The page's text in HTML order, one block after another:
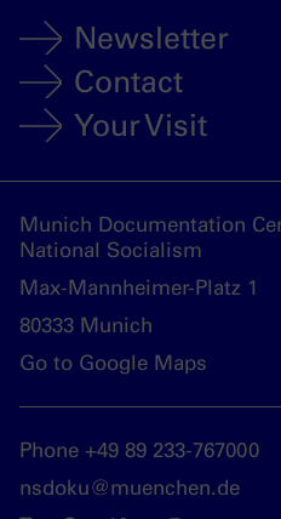
Newsletter
Contact
Your Visit
Munich Documentation
National Socialism
Max-Mannheimer-Platz 1
80333 Munich
Go to Google Maps
Phone +49 89 233-767000
nsdoku@muenchen.de